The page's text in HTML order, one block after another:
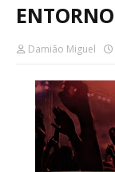
ENTORNO
Damião Miguel